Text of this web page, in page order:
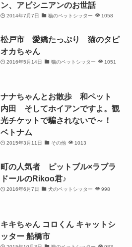
ン、アビシニアンのお世話
2014年7月7日 猫のペットシッター 1058
松戸市 愛嬌たっぷり 猫のタピ
オカちゃん
2016年5月14日 猫のペットシッター 1051
ナナちゃんとお散歩 和ペット
内田 そしてホイアンですよ。観
光チケットで騙されないで～！
ベトナム
2015年3月11日 その他 1013
町の人気者 ピットブル×ラブラ
ドールのRikoo君♪
2016年6月7日 犬のペットシッター 998
キキちゃん コロくん キャットシ
ッター 船橋市